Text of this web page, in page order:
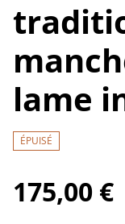
lame
ÉPUISÉ
175,00 €